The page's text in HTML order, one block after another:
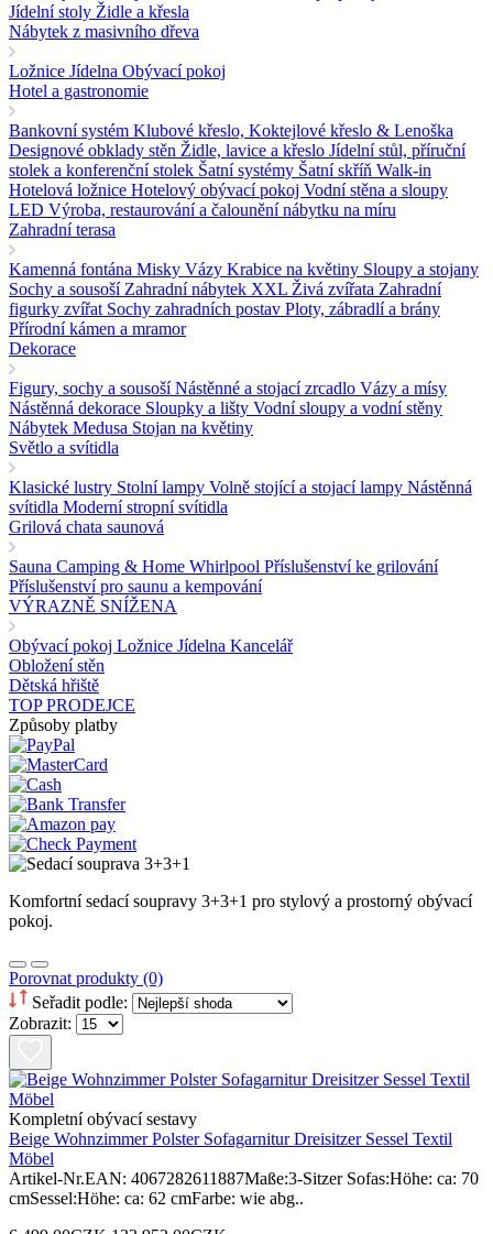
Jídelní stoly Židle a křesla
Nábytek z masivního dřeva
Ložnice Jídelna Obývací pokoj
Hotel a gastronomie
Bankovní systém Klubové křeslo, Koktejlové křeslo & Lenoška
Designové obklady stěn Židle, lavice a křeslo Jídelní stůl, příruční
stolek a konferenční stolek Šatní systémy Šatní skříň Walk-in
Hotelová ložnice Hotelový obývací pokoj Vodní stěna a sloupy
LED Výroba, restaurování a čalounění nábytku na míru
Zahradní terasa
Kamenná fontána Misky Vázy Krabice na květiny Sloupy a stojany
Sochy a sousoší Zahradní nábytek XXL Živá zvířata Zahradní
figurky zvířat Sochy zahradních postav Ploty, zábradlí a brány
Přírodní kámen a mramor
Dekorace
Figury, sochy a sousošíNástěnné a stojací zrcadlo Vázy a mísy
Nástěnná dekorace Sloupky a lišty Vodní sloupy a vodní stěny
Nábytek Medusa Stojan na květiny
Světlo a svítidla
Klasické lustry Stolní lampy Volně stojící a stojací lampy Nástěnná
svítidla Moderní stropní svítidla
Grilová chata saunová
Sauna Camping & Home Whirlpool Příslušenství ke grilování
Příslušenství pro saunu a kempování
VÝRAZNĚ SNÍŽENA
Obývací pokoj Ložnice Jídelna Kancelář
Obložení stěn
Dětská hřiště
TOP PRODEJCE
Způsoby platby
Komfortní sedací soupravy 3+3+1 pro stylový a prostorný obývací
pokoj.
Porovnat produkty (0)
Seřadit podle:
Zobrazit:
Kompletní obývací sestavy
Beige Wohnzimmer Polster Sofagarnitur Dreisitzer Sessel Textil
Möbel
Artikel-Nr.EAN: 4067282611887Maße:3-Sitzer Sofas:Höhe: ca: 70
cmSessel:Höhe: ca: 62 cmFarbe: wie abg..